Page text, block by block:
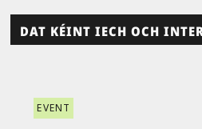
DAT KÉINT IECH OCH
EVENT